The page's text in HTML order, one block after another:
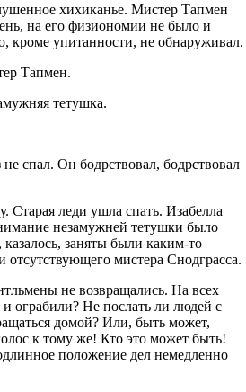
хихиканье. Мистер Тапмен
на его физиономии не было и
кроме упитанности, не обнаруживал.
Тапмен.
тетушка.
спал. Он бодрствовал, бодрствовал
Старая леди ушла спать. Изабелла
незамужней тетушки было
заняты были каким-то
мистера Снодграсса.
не возвращались. На всех
и ограбили? Не послать ли людей с
домой? Или, быть может,
к тому же! Кто это может быть!
положение дел немедленно